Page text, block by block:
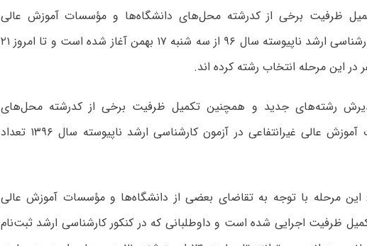
ظرفیت برخی از کدرشته محل‌های دانشگاه‌ها و مؤسسات آموزش عالی
غیرانتفاعی در آزمون‌ کارشناسی‌ ارشد ناپیوسته سال‌ ۹۶ از سه شنبه ۱۷ بهمن آغاز شده است و تا امروز ۲۱
رشته‌های جدید و همچنین تکمیل ظرفیت برخی از کدرشته محل‌های
دانشگاه‌ها و مؤسسات آموزش عالی غیرانتفاعی در آزمون‌ کارشناسی‌ ارشد ناپیوسته سال‌ ۱۳۹۶ تعداد
این مرحله با توجه به تقاضای بعضی‌ از دانشگاه‌ها و مؤسسات‌ آموزش‌ عالی
ظرفیت اجرایی شده است و داوطلبانی که در کنکور کارشناسی ارشد ثبت‌نام